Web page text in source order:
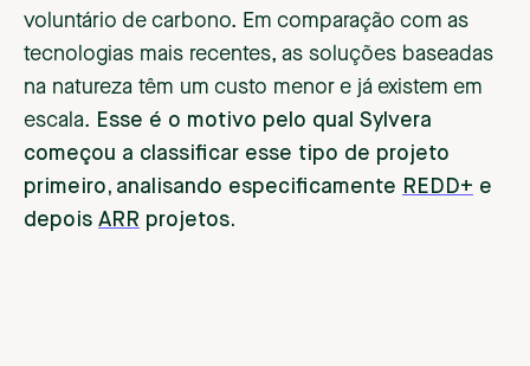
voluntário de carbono. Em comparação com as
tecnologias mais recentes, as soluções baseadas
na natureza têm um custo menor e já existem em
escala. Esse é o motivo pelo qual Sylvera
começou a classificar esse tipo de projeto
primeiro, analisando especificamente REDD+ e
depois ARR projetos.